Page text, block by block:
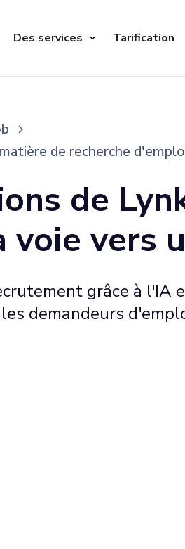
Des services Tarification
de recherche
de
voie vers
grâce à l'IA
demandeurs